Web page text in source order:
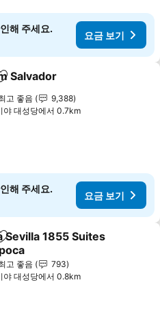
해 주세요.
요금 보기
즐겨찾기에 추가
Salvador
고 좋음
9,388
야 대성당에서 0.7km
해 주세요.
요금 보기
즐겨찾기에 추가
Sevilla 1855 Suites
고 좋음
793
야 대성당에서 0.8km